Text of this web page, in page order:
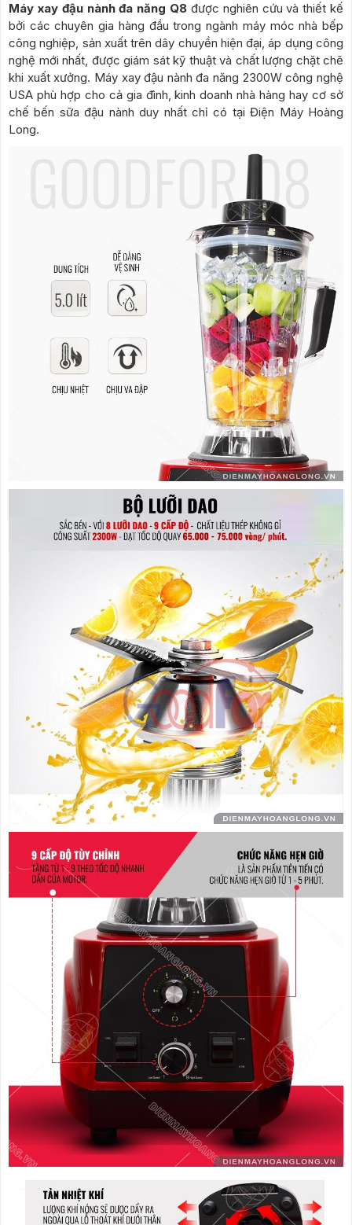
Máy xay đậu nành đa năng Q8 được nghiên cứu và thiết kế
bởi các chuyên gia hàng đầu trong ngành máy móc nhà bếp
công nghiệp, sản xuất trên dây chuyền hiện đại, áp dụng công
nghệ mới nhất, được giám sát kỹ thuật và chất lượng chặt chẽ
khi xuất xưởng. Máy xay đậu nành đa năng 2300W công nghệ
USA phù hợp cho cả gia đình, kinh doanh nhà hàng hay cơ sở
chế bến sữa đậu nành duy nhất chỉ có tại Điện Máy Hoàng
Long.